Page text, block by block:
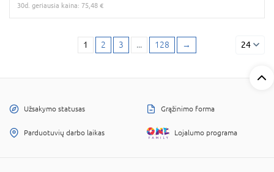
30d. geriausia kaina: 75,48 €
1 2 3 ... 128 → 24
Užsakymo statusas Grąžinimo forma
Parduotuvių darbo laikas Lojalumo programa